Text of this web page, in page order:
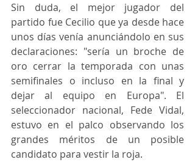
Sin duda, el mejor jugador del
partido fue Cecilio que ya desde hace
unos días venía anunciándolo en sus
declaraciones: "sería un broche de
oro cerrar la temporada con unas
semifinales o incluso en la final y
dejar al equipo en Europa". El
seleccionador nacional, Fede Vidal,
estuvo en el palco observando los
grandes méritos de un posible
candidato para vestir la roja.